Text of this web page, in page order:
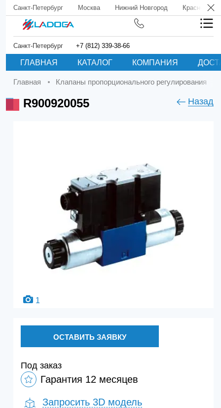
Санкт-Петербург Москва Нижний Новгород Краснодар
Санкт-Петербург +7 (812) 339-38-66
ГЛАВНАЯ КАТАЛОГ КОМПАНИЯ
Главная Клапаны пропорционального регулирования
R900920055 Назад
1
ОСТАВИТЬ ЗАЯВКУ
Под заказ
Гарантия 12 месяцев
Запросить 3D модель